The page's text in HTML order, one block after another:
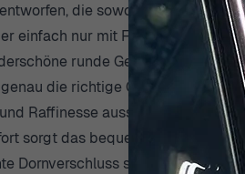
die sowohl Stil als auch
einfach nur mit Freunden zu
runde Gehäuse aus
die richtige Größe für einen
Raffinesse ausstrahlt. Es wird
sorgt das bequeme beigen
Dornverschluss sorgt für einen